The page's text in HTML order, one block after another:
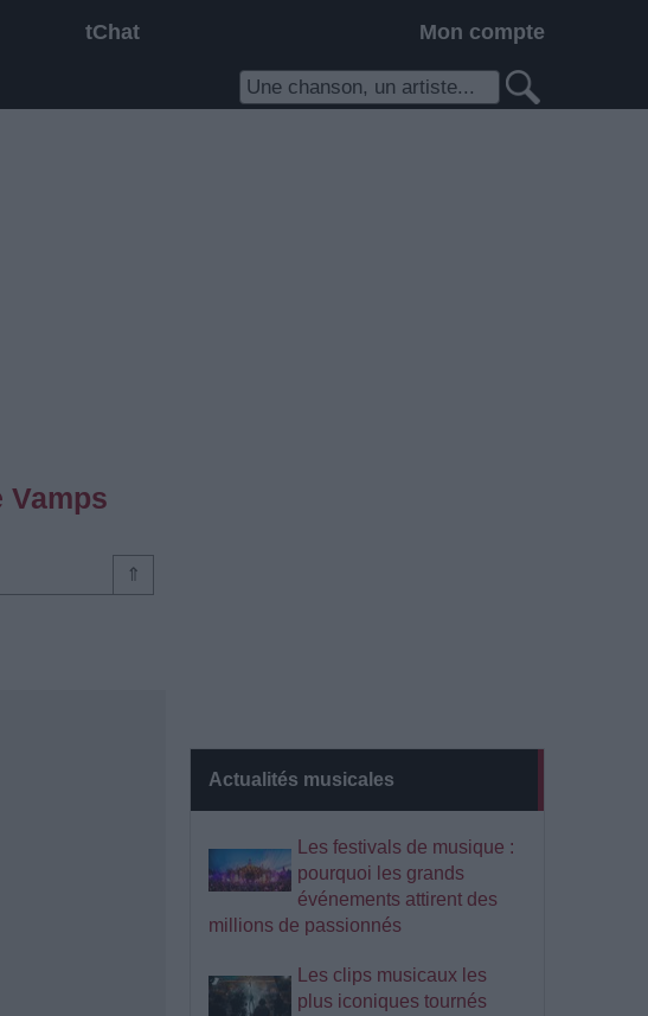
tChat Mon compte
Actualités musicales
Les festivals de musique :
pourquoi les grands
événements attirent des
millions de passionnés
Les clips musicaux les
plus iconiques tournés
Vamps
⇑